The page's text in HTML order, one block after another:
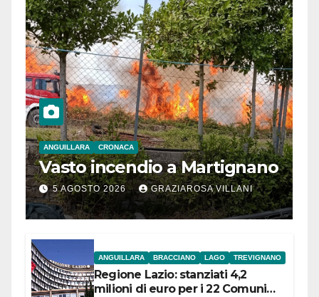
ANGUILLARA CRONACA
Vasto incendio a Martignano
5 AGOSTO 2026 GRAZIAROSA VILLANI
ANGUILLARA BRACCIANO LAGO TREVIGNANO
Regione Lazio: stanziati 4,2
milioni di euro per i 22 Comuni